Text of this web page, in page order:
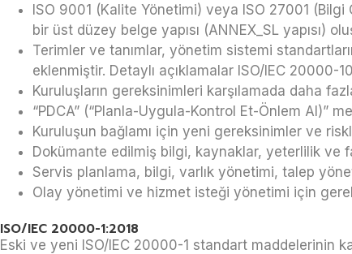
ISO 9001 (Kalite Yönetimi) veya ISO 27001
bir üst düzey belge yapısı (ANNEX_SL yapısı)
Terimler ve tanımlar, yönetim sistemi
eklenmiştir. Detaylı açıklamalar ISO/IEC 20000-
Kuruluşların gereksinimleri karşılamada daha
“PDCA” (“Planla-Uygula-Kontrol Et-Önlem Al)”
Kuruluşun bağlamı için yeni gereksinimler ve
Dokümante edilmiş bilgi, kaynaklar, yeterlilik ve
Servis planlama, bilgi, varlık yönetimi, talep
Olay yönetimi ve hizmet isteği yönetimi için
ISO/IEC 20000-1:2018
Eski ve yeni ISO/IEC 20000-1 standart maddelerinin